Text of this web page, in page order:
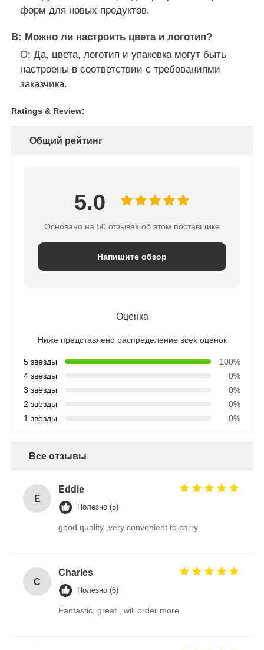
форм для новых продуктов.
В: Можно ли настроить цвета и логотип?
О: Да, цвета, логотип и упаковка могут быть
настроены в соответствии с требованиями
заказчика.
Ratings & Review:
Общий рейтинг
5.0
Основано на 50 отзывах об этом поставщике
Напишите обзор
Оценка
Ниже представлено распределение всех оценок
5 звезды
100%
4 звезды
0%
3 звезды
0%
2 звезды
0%
1 звезды
0%
Все отзывы
E
Eddie
Полезно (5)
good quality ,very convenient to carry
C
Charles
Полезно (6)
Fantastic, great , will order more